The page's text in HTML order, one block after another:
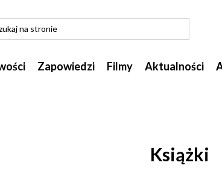
Zapowiedzi Filmy Aktualności
Książki